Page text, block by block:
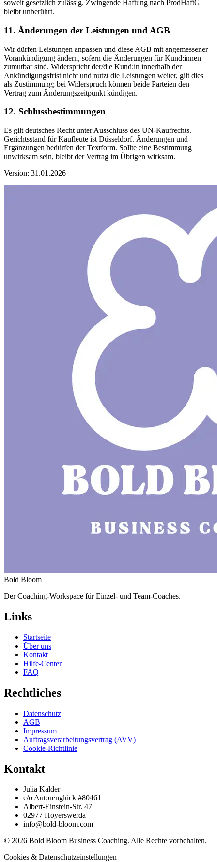
soweit gesetzlich zulässig. Zwingende Haftung nach ProdHaftG
bleibt unberührt.
11. Änderungen der Leistungen und AGB
Wir dürfen Leistungen anpassen und diese AGB mit angemessener
Vorankündigung ändern, sofern die Änderungen für Kund:innen
zumutbar sind. Widerspricht der/die Kund:in innerhalb der
Ankündigungsfrist nicht und nutzt die Leistungen weiter, gilt dies
als Zustimmung; bei Widerspruch können beide Parteien den
Vertrag zum Änderungszeitpunkt kündigen.
12. Schlussbestimmungen
Es gilt deutsches Recht unter Ausschluss des UN-Kaufrechts.
Gerichtsstand für Kaufleute ist Düsseldorf. Änderungen und
Ergänzungen bedürfen der Textform. Sollte eine Bestimmung
unwirksam sein, bleibt der Vertrag im Übrigen wirksam.
Version: 31.01.2026
Bold Bloom
Der Coaching-Workspace für Einzel- und Team-Coaches.
Links
Startseite
Über uns
Kontakt
Hilfe-Center
FAQ
Rechtliches
Datenschutz
AGB
Impressum
Auftragsverarbeitungsvertrag (AVV)
Cookie-Richtlinie
Kontakt
Julia Kalder
c/o Autorenglück #80461
Albert-Einstein-Str. 47
02977 Hoyerswerda
info@bold-bloom.com
© 2026 Bold Bloom Business Coaching. Alle Rechte vorbehalten.
Cookies & Datenschutzeinstellungen